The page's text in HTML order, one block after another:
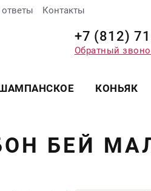
Контакты
+7 (812)
Обратный
КОНЬЯК
БЕЙ